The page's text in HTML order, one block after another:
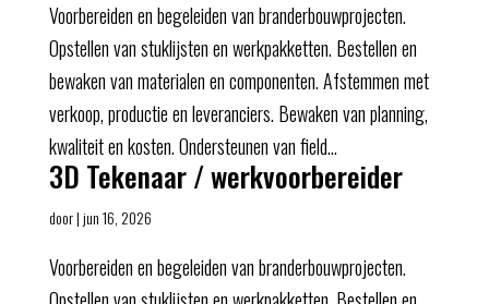
Voorbereiden en begeleiden van branderbouwprojecten.
Opstellen van stuklijsten en werkpakketten. Bestellen en
bewaken van materialen en componenten. Afstemmen met
verkoop, productie en leveranciers. Bewaken van planning,
kwaliteit en kosten. Ondersteunen van field...
3D Tekenaar / werkvoorbereider
door|jun 16, 2026
Voorbereiden en begeleiden van branderbouwprojecten.